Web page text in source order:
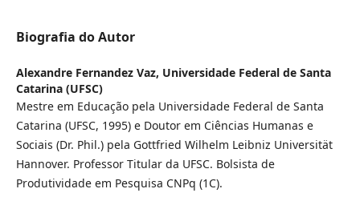
Biografia do Autor
Alexandre Fernandez Vaz, Universidade Federal de Santa
Catarina (UFSC)
Mestre em Educação pela Universidade Federal de Santa
Catarina (UFSC, 1995) e Doutor em Ciências Humanas e
Sociais (Dr. Phil.) pela Gottfried Wilhelm Leibniz Universität
Hannover. Professor Titular da UFSC. Bolsista de
Produtividade em Pesquisa CNPq (1C).